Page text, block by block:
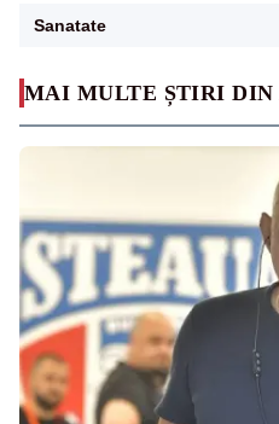
MAI MULTE ȘTIRI DIN
Sanatate